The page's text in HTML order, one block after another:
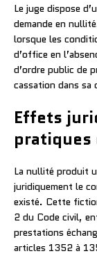
Le juge dispose
demande en
lorsque les
d’office en
d’ordre public de
cassation dans sa
Effets
La nullité produit
juridiquement le
existé. Cette
2 du Code civil,
prestations
articles 1352 à